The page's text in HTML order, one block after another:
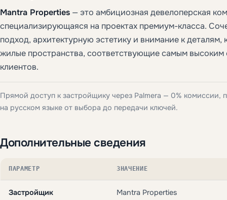
Mantra Properties — это амбициозная девелоперская
специализирующаяся на проектах премиум-класса.
подход, архитектурную эстетику и внимание к деталям,
жилые пространства, соответствующие самым
клиентов.
Прямой доступ к застройщику через Palmera — 0% комиссии,
на русском языке от выбора до передачи ключей.
Дополнительные сведения
ПАРАМЕТР ЗНАЧЕНИЕ
Застройщик Mantra Properties